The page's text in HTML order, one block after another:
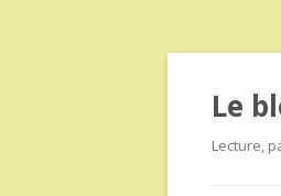
Le
Lecture,